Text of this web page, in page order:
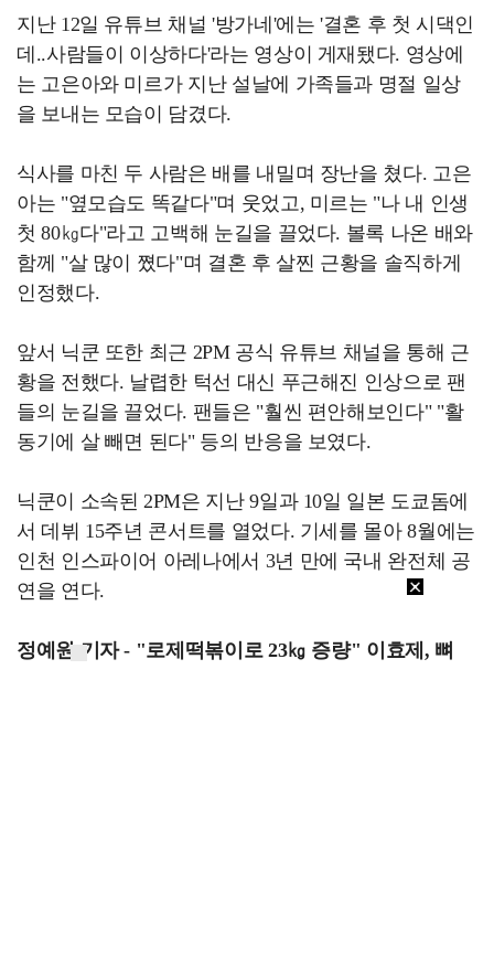
지난 12일 유튜브 채널 '방가네'에는 '결혼 후 첫 시댁인
데..사람들이 이상하다'라는 영상이 게재됐다. 영상에
는 고은아와 미르가 지난 설날에 가족들과 명절 일상
을 보내는 모습이 담겼다.
식사를 마친 두 사람은 배를 내밀며 장난을 쳤다. 고은
아는 "옆모습도 똑같다"며 웃었고, 미르는 "나 내 인생
첫 80㎏다"라고 고백해 눈길을 끌었다. 볼록 나온 배와
함께 "살 많이 쪘다"며 결혼 후 살찐 근황을 솔직하게
인정했다.
앞서 닉쿤 또한 최근 2PM 공식 유튜브 채널을 통해 근
황을 전했다. 날렵한 턱선 대신 푸근해진 인상으로 팬
들의 눈길을 끌었다. 팬들은 "훨씬 편안해보인다" "활
동기에 살 빼면 된다" 등의 반응을 보였다.
닉쿤이 소속된 2PM은 지난 9일과 10일 일본 도쿄돔에
서 데뷔 15주년 콘서트를 열었다. 기세를 몰아 8월에는
인천 인스파이어 아레나에서 3년 만에 국내 완전체 공
연을 연다.
정예원 기자 - "로제떡볶이로 23㎏ 증량" 이효제, 뼈